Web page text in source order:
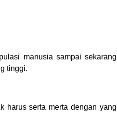
manusia sampai sekarang
tinggi.
harus serta merta dengan yang